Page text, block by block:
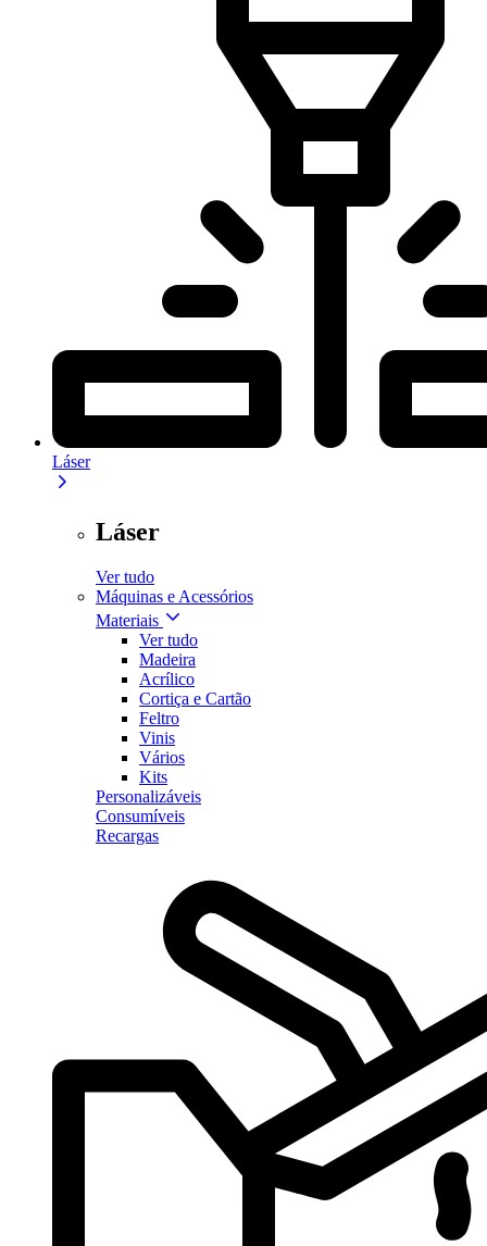
Láser
Láser
Ver tudo
Máquinas e Acessórios
Materiais
Ver tudo
Madeira
Acrílico
Cortiça e Cartão
Feltro
Vinis
Vários
Kits
Personalizáveis
Consumíveis
Recargas